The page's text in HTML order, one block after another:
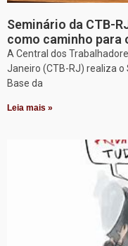
Seminário da CTB-
como caminho para
A Central dos
Janeiro (CTB-RJ) realiza
Base da
Leia mais »